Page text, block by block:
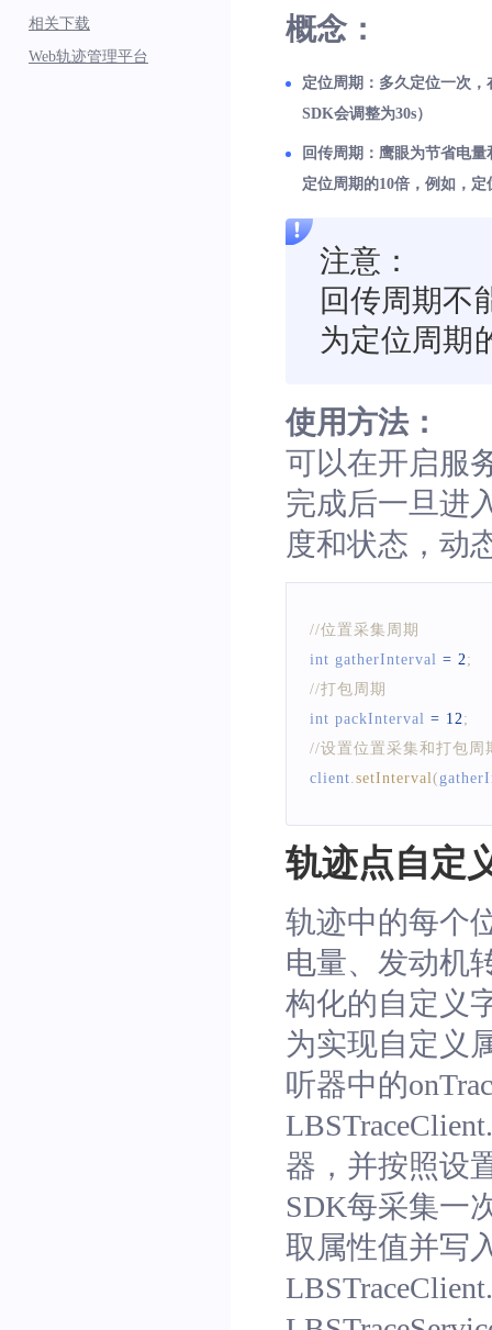
相关下载
Web轨迹管理平台
概念：
定位周期：多久定位一次，
SDK会调整为30s）
回传周期：鹰眼为节省电
定位周期的10倍，例如，
注意：
回传周期不
为定位周期
使用方法：
可以在开启服
完成后一旦进
度和状态，动
//位置采集周期
int gatherInterval = 2 ;
//打包周期
int packInterval = 12 ;
//设置位置采集和打包周
client setInterval(
轨迹点自定
轨迹中的每个
电量、发动机
构化的自定义
为实现自定义
听器中的
器，并按照设
SDK每采集一
取属性值并写